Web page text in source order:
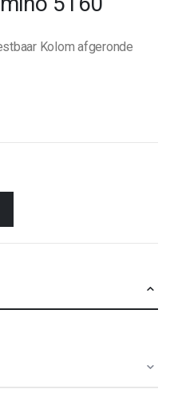
Kolom afgeronde